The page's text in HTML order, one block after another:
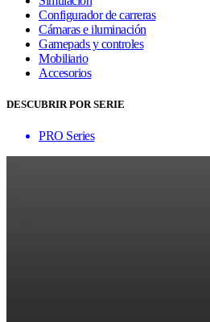
Configurador de carreras
Cámaras e iluminación
Gamepads y controles
Mobiliario
Accesorios
DESCUBRIR POR SERIE
PRO Series